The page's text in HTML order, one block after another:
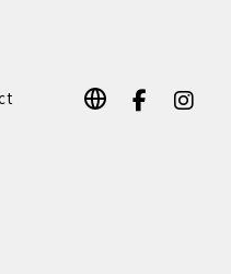
F
a
I